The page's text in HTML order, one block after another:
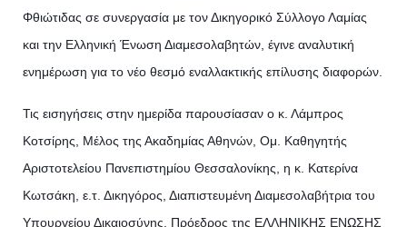
Φθιώτιδας σε συνεργασία με τον Δικηγορικό Σύλλογο Λαμίας
και την Ελληνική Ένωση Διαμεσολαβητών, έγινε αναλυτική
ενημέρωση για το νέο θεσμό εναλλακτικής επίλυσης διαφορών.
Τις εισηγήσεις στην ημερίδα παρουσίασαν ο κ. Λάμπρος
Κοτσίρης, Μέλος της Ακαδημίας Αθηνών, Ομ. Καθηγητής
Αριστοτελείου Πανεπιστημίου Θεσσαλονίκης, η κ. Κατερίνα
Κωτσάκη, ε.τ. Δικηγόρος, Διαπιστευμένη Διαμεσολαβήτρια του
Υπουργείου Δικαιοσύνης, Πρόεδρος της ΕΛΛΗΝΙΚΗΣ ΕΝΩΣΗΣ